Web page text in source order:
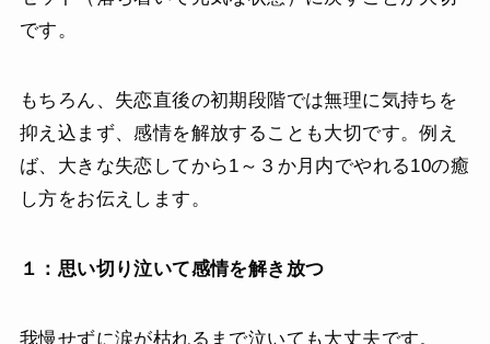
です。
もちろん、失恋直後の初期段階では無理に気持ちを
抑え込まず、感情を解放することも大切です。例え
ば、大きな失恋してから1～３か月内でやれる10の癒
し方をお伝えします。
１：思い切り泣いて感情を解き放つ
我慢せずに涙が枯れるまで泣いても大丈夫です。